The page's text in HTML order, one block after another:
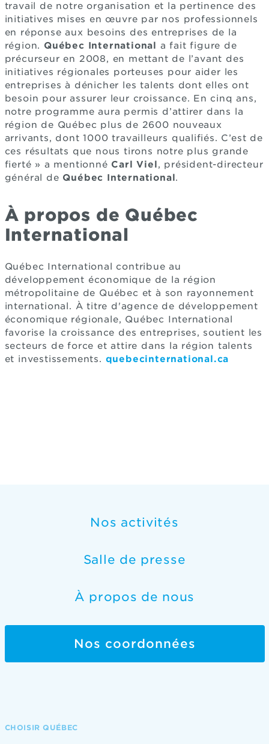
travail de notre organisation et la pertinence des
initiatives mises en œuvre par nos professionnels
en réponse aux besoins des entreprises de la
région. Québec International a fait figure de
précurseur en 2008, en mettant de l’avant des
initiatives régionales porteuses pour aider les
entreprises à dénicher les talents dont elles ont
besoin pour assurer leur croissance. En cinq ans,
notre programme aura permis d’attirer dans la
région de Québec plus de 2600 nouveaux
arrivants, dont 1000 travailleurs qualifiés. C’est de
ces résultats que nous tirons notre plus grande
fierté » a mentionné Carl Viel, président-directeur
général de Québec International.
À propos de Québec
International
Québec International contribue au
développement économique de la région
métropolitaine de Québec et à son rayonnement
international. À titre d'agence de développement
économique régionale, Québec International
favorise la croissance des entreprises, soutient les
secteurs de force et attire dans la région talents
et investissements. quebecinternational.ca
Nos activités
Salle de presse
À propos de nous
Nos coordonnées
CHOISIR QUÉBEC